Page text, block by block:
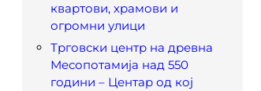
квартови, храмови и
огромни улици
Трговски центр на древна
Месопотамија над 550
години – Центар од кој